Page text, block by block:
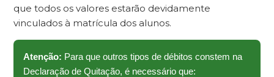
que todos os valores estarão devidamente
vinculados à matrícula dos alunos.
Atenção: Para que outros tipos de débitos constem na
Declaração de Quitação, é necessário que: